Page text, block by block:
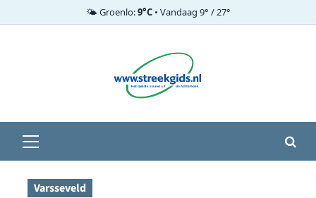
🌤️ Groenlo:9°C• Vandaag 9° / 27°
menu
Varsseveld